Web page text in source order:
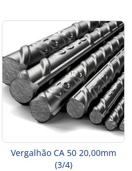
Vergalhão CA 50 20,00mm
(3/4)